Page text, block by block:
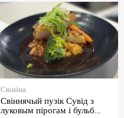
Свініна
Свіннячый пузік Сувід з
луковым пірогам і бульб…